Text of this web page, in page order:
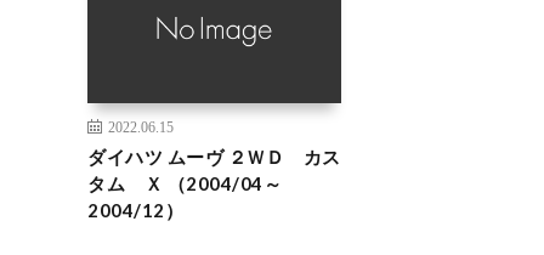
2022.06.15
ダイハツ ムーヴ ２ＷＤ カス
タム Ｘ （2004/04～
2004/12）